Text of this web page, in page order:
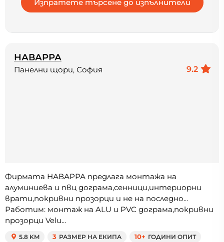
НАВАРРА
9.2
Панелни щори, София
Фирмата НАВАРРА предлага монтажа на
алуминиева и пвц дограма,сенници,интериорни
врати,покривни прозорци и не на последно...
Работим: монтаж на ALU и PVC дограма,покривни
прозорци Velu...
5.8 KM 3 РАЗМЕР НА ЕКИПА 10+ ГОДИНИ ОПИТ